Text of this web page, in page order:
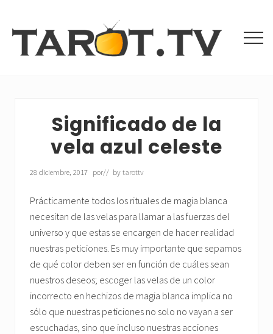
contenido
principal
barra
Significado de la
vela azul celeste
28 diciembre, 2017 por// bytarottv
Prácticamente todos los rituales de magia blanca
necesitan de las velas para llamar a las fuerzas del
universo y que estas se encargen de hacer realidad
nuestras peticiones. Es muy importante que sepamos
de qué color deben ser en función de cuáles sean
nuestros deseos; escoger las velas de un color
incorrecto en hechizos de magia blanca implica no
sólo que nuestras peticiones no solo no vayan a ser
escuchadas, sino que incluso nuestras acciones